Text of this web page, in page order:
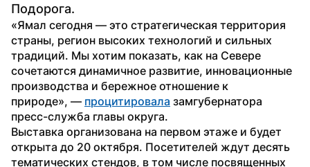
Подорога.
«Ямал сегодня — это стратегическая территория
страны, регион высоких технологий и сильных
традиций. Мы хотим показать, как на Севере
сочетаются динамичное развитие, инновационные
производства и бережное отношение к
природе», — процитировала замгубернатора
пресс-служба главы округа.
Выставка организована на первом этаже и будет
открыта до 20 октября. Посетителей ждут десять
тематических стендов, в том числе посвященных